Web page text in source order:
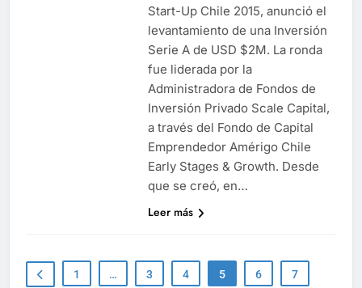
Start-Up Chile 2015, anunció el
levantamiento de una Inversión
Serie A de USD $2M. La ronda
fue liderada por la
Administradora de Fondos de
Inversión Privado Scale Capital,
a través del Fondo de Capital
Emprendedor Amérigo Chile
Early Stages & Growth. Desde
que se creó, en…
Leer más
1 … 3 4 5 6 7